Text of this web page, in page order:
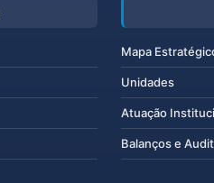
Mapa
Unidades
Atuação
Balanços e